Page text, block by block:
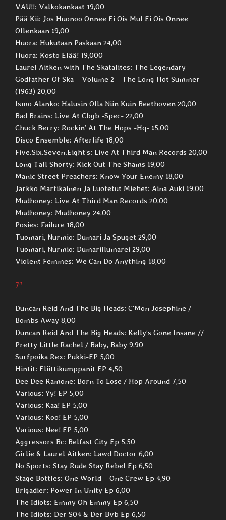
VAU!!: Valkokankaat 19,00
Pää Kii: Jos Huonoo Onnee Ei Ois Mul Ei Ois Onnee
Ollenkaan 19,00
Huora: Hukutaan Paskaan 24,00
Huora: Kosto Elää! 19,000
Laurel Aitken with The Skatalites: The Legendary
Godfather Of Ska – Volume 2 – The Long Hot Summer
(1963) 20,00
Ismo Alanko: Halusin Olla Niin Kuin Beethoven 20,00
Bad Brains: Live At Cbgb -Spec- 22,00
Chuck Berry: Rockin’ At The Hops -Hq- 15,00
Disco Ensemble: Afterlife 18,00
Five.Six.Seven.Eight’s: Live At Third Man Records 20,00
Long Tall Shorty: Kick Out The Shams 19,00
Manic Street Preachers: Know Your Enemy 18,00
Jarkko Martikainen Ja Luotetut Miehet‎: Aina Auki 19,00
Mudhoney: Live At Third Man Records 20,00
Mudhoney: Mudhoney 24,00
Posies: Failure 18,00
Tuomari, Nurmio: Dumari Ja Spuget 29,00
Tuomari, Nurmio: Dumarillumarei 29,00
Violent Femmes: We Can Do Anything 18,00
7″
Duncan Reid And The Big Heads: C’Mon Josephine /
Bombs Away 8,00
Duncan Reid And The Big Heads: Kelly’s Gone Insane //
Pretty Little Rachel / Baby, Baby 9,90
Surfpoika Rex: Pukki-EP 5,00
Hintit: Eliittikumppanit EP 4,50
Dee Dee Ramone: Born To Lose / Hop Around 7,50
Various: Yy! EP 5,00
Various: Kaa! EP 5,00
Various: Koo! EP 5,00
Various: Nee! EP 5,00
Aggressors Bc: Belfast City Ep 5,50
Girlie & Laurel Aitken: Lawd Doctor 6,00
No Sports: Stay Rude Stay Rebel Ep 6,50
Stage Bottles: One World – One Crew Ep 4,90
Brigadier: Power In Unity Ep 6,00
The Idiots: Emmy Oh Emmy Ep 6,50
The Idiots: Der S04 & Der Bvb Ep 6,50